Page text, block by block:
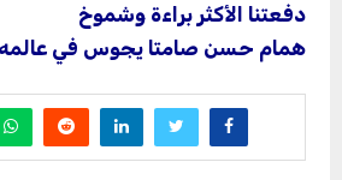
دفعتنا الأكثر براءة وشموخ
همام حسن صامتا يجوس في